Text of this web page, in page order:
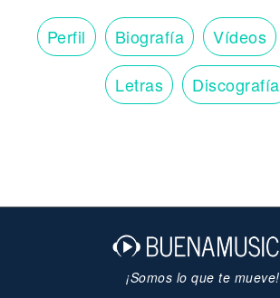
Perfil Biografía Vídeos
Letras Discografía
¡Somos lo que te mueve!